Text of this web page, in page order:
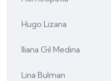
Hugo Lizana
Iliana Gil Medina
Lina Bulman